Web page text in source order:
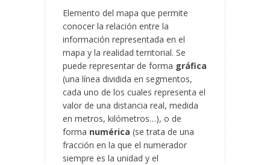
Elemento del mapa que permite
conocer la relación entre la
información representada en el
mapa y la realidad territorial. Se
puede representar de forma gráfica
(una línea dividida en segmentos,
cada uno de los cuales representa el
valor de una distancia real, medida
en metros, kilómetros…), o de
forma numérica (se trata de una
fracción en la que el numerador
siempre es la unidad y el